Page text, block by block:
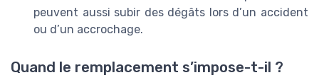
peuvent aussi subir des dégâts lors d’un accident
ou d’un accrochage.
Quand le remplacement s’impose-t-il ?